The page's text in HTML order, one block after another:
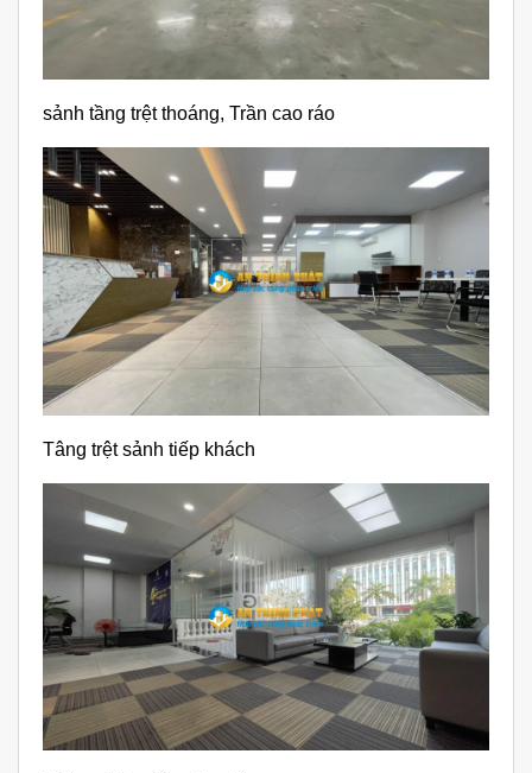
sảnh tầng trệt thoáng, Trần cao ráo
Tâng trệt sảnh tiếp khách